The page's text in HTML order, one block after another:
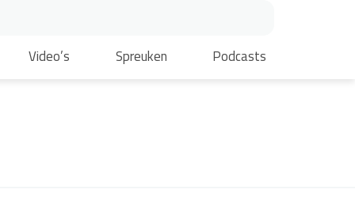
Video’s Spreuken Podcasts